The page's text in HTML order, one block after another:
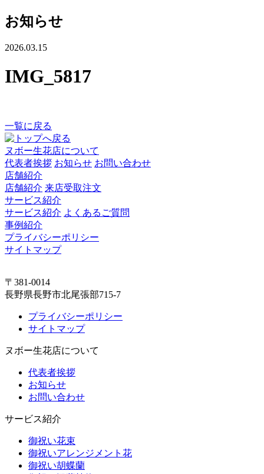
お知らせ
2026.03.15
IMG_5817
一覧に戻る
ヌボー生花店について
代表者挨拶 お知らせ お問い合わせ
店舗紹介
店舗紹介 来店受取注文
サービス紹介
サービス紹介 よくあるご質問
事例紹介
プライバシーポリシー
サイトマップ
〒381-0014
長野県長野市北尾張部715-7
プライバシーポリシー
サイトマップ
ヌボー生花店について
代表者挨拶
お知らせ
お問い合わせ
サービス紹介
御祝い花束
御祝いアレンジメント花
御祝い胡蝶蘭